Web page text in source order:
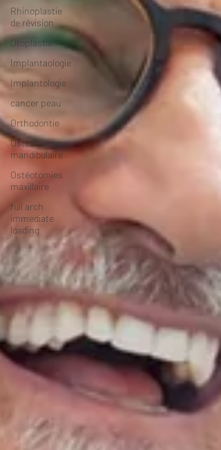
Rhinoplastie
de révision
Otoplastie
Implantaologie
Implantologie
cancer peau
Orthodontie
Ostéotomies
mandibulaire
Ostéotomies
maxillaire
full arch
immediate
loading